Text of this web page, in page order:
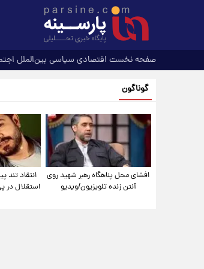
صفحه نخست اقتصادی سیاسی بین‌الملل
گوناگون
افشای محل پناهگاه‌ رهبر شهید روی
آنتن زنده تلویزیون/ویدیو
انتقاد تند
استقلال در